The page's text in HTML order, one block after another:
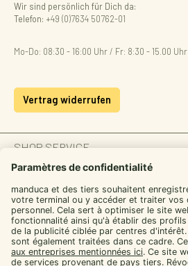
Wir sind persönlich für Dich da:
Telefon: +49 (0)7634 50762-01
Mo-Do: 08:30 - 16:00 Uhr / Fr: 8:30 - 15.00 Uhr
Vertrag widerrufen
SHOP SERVICE
INFORMATION
ZAHLUNGSARTEN
SICHER EINKAUFEN
UNSERE COMMUNITIES